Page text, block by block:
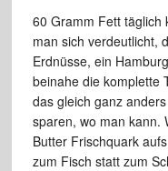
60 Gramm Fett täglich
man sich verdeutlicht,
Erdnüsse, ein
beinahe die komplette
das gleich ganz
sparen, wo man kann.
Butter Frischquark
zum Fisch statt zum